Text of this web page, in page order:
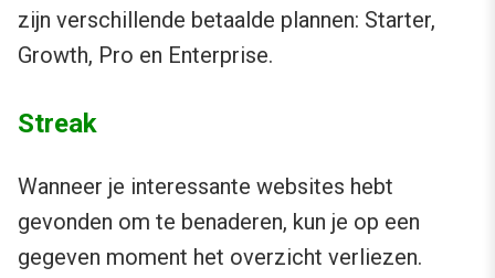
zijn verschillende betaalde plannen: Starter,
Growth, Pro en Enterprise.
Streak
Wanneer je interessante websites hebt
gevonden om te benaderen, kun je op een
gegeven moment het overzicht verliezen.